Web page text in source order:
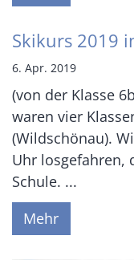
Skikurs 2019
6. Apr. 2019
(von der Klasse
waren vier
(Wildschönau).
Uhr losgefahren,
Schule. ...
Mehr